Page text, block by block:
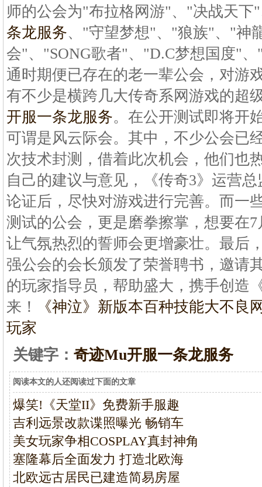
师的公会为"布拉格网游"、"决战天下
条龙服务、"守望梦想"、"狼族"、"神
会"、"SONG歌者"、"D.C梦想国度"
通时期便已存在的老一辈公会，对游
有不少是横跨几大传奇系网游戏的超
开服一条龙服务。在公开测试即将开
可谓是风云际会。其中，不少公会已
次技术封测，借着此次机会，他们也
自己的建议与意见，《传奇3》运营
论证后，尽快对游戏进行完善。而一
测试的公会，更是磨拳擦掌，想要在
让气氛热烈的誓师会更增豪壮。最后
强公会的会长颁发了荣誉聘书，邀请
的玩家指导员，帮助盛大，携手创造
来！
《神泣》新版本百种技能大不良
玩家
关键字： 奇迹Mu开服一条龙服务
阅读本文的人还阅读过下面的文章
爆笑!《天堂II》免费新手服趣
吉利远景改款谍照曝光 畅销车
美女玩家争相COSPLAY真封神角
塞隆幕后全面发力 打造北欧海
北欧远古居民已建造简易房屋